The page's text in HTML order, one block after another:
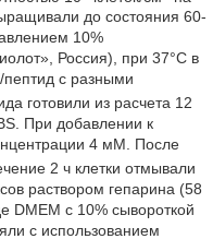
до состояния 60-
10%
Россия), при 37°C в
с разными
готовили из расчета 12
При добавлении к
4 мМ. После
2 ч клетки отмывали
раствором гепарина (58
DMEM с 10% сывороткой
с использованием